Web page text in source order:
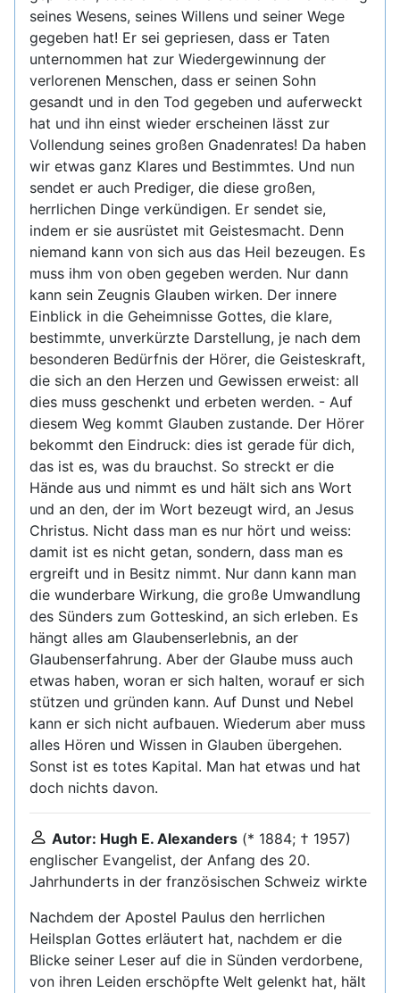
seines Wesens, seines Willens und seiner Wege
gegeben hat! Er sei gepriesen, dass er Taten
unternommen hat zur Wiedergewinnung der
verlorenen Menschen, dass er seinen Sohn
gesandt und in den Tod gegeben und auferweckt
hat und ihn einst wieder erscheinen lässt zur
Vollendung seines großen Gnadenrates! Da haben
wir etwas ganz Klares und Bestimmtes. Und nun
sendet er auch Prediger, die diese großen,
herrlichen Dinge verkündigen. Er sendet sie,
indem er sie ausrüstet mit Geistesmacht. Denn
niemand kann von sich aus das Heil bezeugen. Es
muss ihm von oben gegeben werden. Nur dann
kann sein Zeugnis Glauben wirken. Der innere
Einblick in die Geheimnisse Gottes, die klare,
bestimmte, unverkürzte Darstellung, je nach dem
besonderen Bedürfnis der Hörer, die Geisteskraft,
die sich an den Herzen und Gewissen erweist: all
dies muss geschenkt und erbeten werden. - Auf
diesem Weg kommt Glauben zustande. Der Hörer
bekommt den Eindruck: dies ist gerade für dich,
das ist es, was du brauchst. So streckt er die
Hände aus und nimmt es und hält sich ans Wort
und an den, der im Wort bezeugt wird, an Jesus
Christus. Nicht dass man es nur hört und weiss:
damit ist es nicht getan, sondern, dass man es
ergreift und in Besitz nimmt. Nur dann kann man
die wunderbare Wirkung, die große Umwandlung
des Sünders zum Gotteskind, an sich erleben. Es
hängt alles am Glaubenserlebnis, an der
Glaubenserfahrung. Aber der Glaube muss auch
etwas haben, woran er sich halten, worauf er sich
stützen und gründen kann. Auf Dunst und Nebel
kann er sich nicht aufbauen. Wiederum aber muss
alles Hören und Wissen in Glauben übergehen.
Sonst ist es totes Kapital. Man hat etwas und hat
doch nichts davon.
Autor: Hugh E. Alexanders (* 1884; † 1957)
englischer Evangelist, der Anfang des 20.
Jahrhunderts in der französischen Schweiz wirkte
Nachdem der Apostel Paulus den herrlichen
Heilsplan Gottes erläutert hat, nachdem er die
Blicke seiner Leser auf die in Sünden verdorbene,
von ihren Leiden erschöpfte Welt gelenkt hat, hält